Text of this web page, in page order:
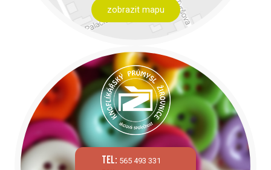
zobrazit mapu
tel: 565 493 331